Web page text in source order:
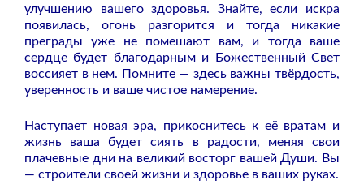
улучшению вашего здоровья. Знайте, если искра
появилась, огонь разгорится и тогда никакие
преграды уже не помешают вам, и тогда ваше
сердце будет благодарным и Божественный Свет
воссияет в нем. Помните — здесь важны твёрдость,
уверенность и ваше чистое намерение.
Наступает новая эра, прикоснитесь к её вратам и
жизнь ваша будет сиять в радости, меняя свои
плачевные дни на великий восторг вашей Души. Вы
— строители своей жизни и здоровье в ваших руках.